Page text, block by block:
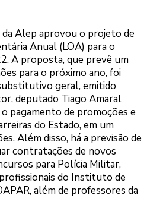
Alep aprovou o projeto de
Anual (LOA) para o
A proposta, que prevê um
para o próximo ano, foi
geral, emitido
deputado Tiago Amaral
pagamento de promoções e
do Estado, em um
Além disso, há a previsão de
contratações de novos
para Polícia Militar,
do Instituto de
além de professores da